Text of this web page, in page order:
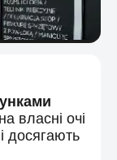
власні очі
досягають